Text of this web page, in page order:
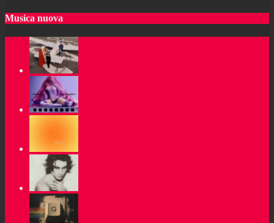
Musica nuova